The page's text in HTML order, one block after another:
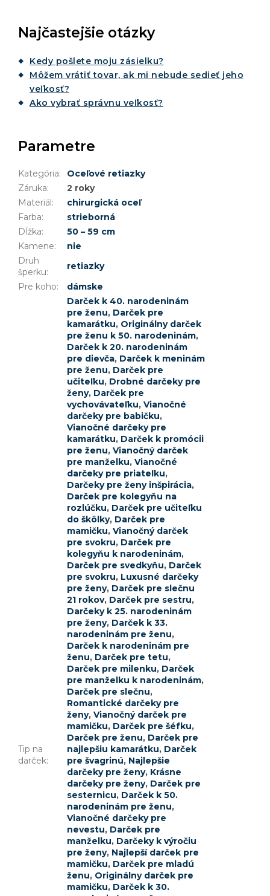
Najčastejšie otázky
Kedy pošlete moju zásielku?
Môžem vrátiť tovar, ak mi nebude sedieť jeho
veľkosť?
Ako vybrať správnu veľkosť?
Parametre
Kategória:
Oceľové retiazky
Záruka:
2 roky
Materiál :
chirurgická oceľ
Farba:
strieborná
Dĺžka:
50 – 59 cm
Kamene:
nie
Druh
šperku:
retiazky
Pre koho: dámske
Tip na
darček:
Darček k 40. narodeninám
pre ženu, Darček pre
kamarátku, Originálny darček
pre ženu k 50. narodeninám,
Darček k 20. narodeninám
pre dievča, Darček k meninám
pre ženu, Darček pre
učiteľku, Drobné darčeky pre
ženy, Darček pre
vychovávateľku, Vianočné
darčeky pre babičku,
Vianočné darčeky pre
kamarátku, Darček k promócii
pre ženu, Vianočný darček
pre manželku, Vianočné
darčeky pre priateľku,
Darčeky pre ženy inšpirácia,
Darček pre kolegyňu na
rozlúčku, Darček pre učiteľku
do škôlky, Darček pre
mamičku, Vianočný darček
pre svokru, Darček pre
kolegyňu k narodeninám,
Darček pre svedkyňu, Darček
pre svokru, Luxusné darčeky
pre ženy, Darček pre slečnu
21 rokov, Darček pre sestru,
Darčeky k 25. narodeninám
pre ženy, Darček k 33.
narodeninám pre ženu,
Darček k narodeninám pre
ženu, Darček pre tetu,
Darček pre milenku, Darček
pre manželku k narodeninám,
Darček pre slečnu,
Romantické darčeky pre
ženy, Vianočný darček pre
mamičku, Darček pre šéfku,
Darček pre ženu, Darček pre
najlepšiu kamarátku, Darček
pre švagrinú, Najlepšie
darčeky pre ženy, Krásne
darčeky pre ženy, Darček pre
sesternicu, Darček k 50.
narodeninám pre ženu,
Vianočné darčeky pre
nevestu, Darček pre
manželku, Darčeky k výročiu
pre ženy, Najlepší darček pre
mamičku, Darček pre mladú
ženu, Originálny darček pre
mamičku, Darček k 30.